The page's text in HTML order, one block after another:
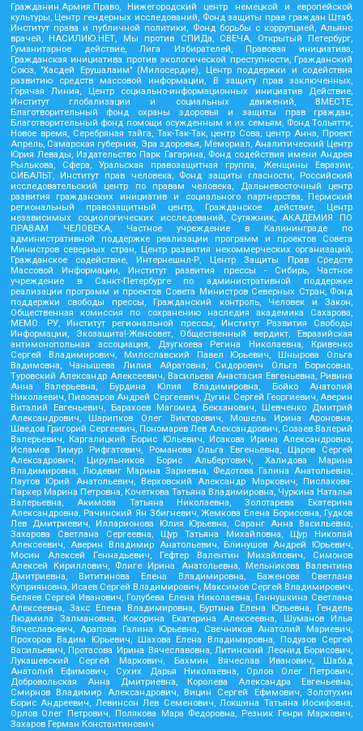
Гражданин.Армия.Право, Нижегородский центр немецкой и европейской
культуры, Центр гендерных исследований, Фонд защиты прав граждан Штаб,
Институт права и публичной политики, Фонд борьбы с коррупцией, Альянс
врачей, НАСИЛИЮ.НЕТ, Мы против СПИДа, СВЕЧА, Открытый Петербург,
Гуманитарное действие, Лига Избирателей, Правовая инициатива,
Гражданская инициатива против экологической преступности, Гражданский
Союз, "Хасдей Ерушалаим" (Милосердие), Центр поддержки и содействия
развитию средств массовой информации, В защиту прав заключенных,
Горячая Линия, Центр социально-информационных инициатив Действие,
Институт глобализации и социальных движений, ВМЕСТЕ,
Благотворительный фонд охраны здоровья и защиты прав граждан,
Благотворительный фонд помощи осужденным и их семьям, Фонд Тольятти,
Новое время, Серебряная тайга, Так-Так-Так, центр Сова, центр Анна, Проект
Апрель, Самарская губерния, Эра здоровья, Мемориал, Аналитический Центр
Юрия Левады, Издательство Парк Гагарина, Фонд содействия имени Андрея
Рылькова, Сфера, Уральская правозащитная группа, Женщины Евразии,
СИБАЛЬТ, Институт прав человека, Фонд защиты гласности, Российский
исследовательский центр по правам человека, Дальневосточный центр
развития гражданских инициатив и социального партнерства, Пермский
региональный правозащитный центр, Гражданское действие, Центр
независимых социологических исследований, Сутяжник, АКАДЕМИЯ ПО
ПРАВАМ ЧЕЛОВЕКА, Частное учреждение в Калининграде по
административной поддержке реализации программ и проектов Совета
Министров северных стран, Центр развития некоммерческих организаций,
Гражданское содействие, Интернешнл-Р, Центр Защиты Прав Средств
Массовой Информации, Институт развития прессы - Сибирь, Частное
учреждение в Санкт-Петербурге по административной поддержке
реализации программ и проектов Совета Министров Северных Стран, Фонд
поддержки свободы прессы, Гражданский контроль, Человек и Закон,
Общественная комиссия по сохранению наследия академика Сахарова,
МЕМО. РУ, Институт региональной прессы, Институт Развития Свободы
Информации, Экозащита!-Женсовет, Общественный вердикт, Евразийская
антимонопольная ассоциация, Дзугкоева Регина Николаевна, Кривенко
Сергей Владимирович, Милославский Павел Юрьевич, Шнырова Ольга
Вадимовна, Чанышева Лилия Айратовна, Сидорович Ольга Борисовна,
Туровский Александр Алексеевич, Васильева Анастасия Евгеньевна, Ривина
Анна Валерьевна, Бурдина Юлия Владимировна, Бойко Анатолий
Николаевич, Пивоваров Андрей Сергеевич, Дугин Сергей Георгиевич, Аверин
Виталий Евгеньевич, Барахоев Магомед Бекханович, Шевченко Дмитрий
Александрович, Шарипков Олег Викторович, Мошель Ирина Ароновна,
Шведов Григорий Сергеевич, Пономарев Лев Александрович, Созаев Валерий
Валерьевич, Каргалицкий Борис Юльевич, Исакова Ирина Александровна,
Исламов Тимур Рифгатович, Романова Ольга Евгеньевна, Щаров Сергей
Алексадрович, Цирульников Борис Альбертович, Халидова Марина
Владимировна, Людевиг Марина Зариевна, Федотова Галина Анатольевна,
Паутов Юрий Анатольевич, Верховский Александр Маркович, Пислакова-
Паркер Марина Петровна, Кочеткова Татьяна Владимировна, Чуркина Наталья
Валерьевна, Акимова Татьяна Николаевна, Золотарева Екатерина
Александровна, Рачинский Ян Збигневич, Жемкова Елена Борисовна, Гудков
Лев Дмитриевич, Илларионова Юлия Юрьевна, Саранг Анна Васильевна,
Захарова Светлана Сергеевна, Щур Татьяна Михайловна, Щур Николай
Алексеевич, Аверин Владимир Анатольевич, Блинушов Андрей Юрьевич,
Мосин Алексей Геннадьевич, Гефтер Валентин Михайлович, Симонов
Алексей Кириллович, Флиге Ирина Анатольевна, Мельникова Валентина
Дмитриевна, Вититинова Елена Владимировна, Баженова Светлана
Куприяновна, Исаев Сергей Владимирович, Максимов Сергей Владимирович,
Беляев Сергей Иванович, Голубева Елена Николаевна, Ганнушкина Светлана
Алексеевна, Закс Елена Владимировна, Буртина Елена Юрьевна, Гендель
Людмила Залмановна, Кокорина Екатерина Алексеевна, Шуманов Илья
Вячеславович, Арапова Галина Юрьевна, Свечников Анатолий Мариевич,
Прохоров Вадим Юрьевич, Шахова Елена Владимировна, Подузов Сергей
Васильевич, Протасова Ирина Вячеславовна, Литинский Леонид Борисович,
Лукашевский Сергей Маркович, Бахмин Вячеслав Иванович, Шабад
Анатолий Ефимович, Сухих Дарья Николаевна, Орлов Олег Петрович,
Добровольская Анна Дмитриевна, Королева Александра Евгеньевна,
Смирнов Владимир Александрович, Вицин Сергей Ефимович, Золотухин
Борис Андреевич, Левинсон Лев Семенович, Локшина Татьяна Иосифовна,
Орлов Олег Петрович, Полякова Мара Федоровна, Резник Генри Маркович,
Захаров Герман Константинович